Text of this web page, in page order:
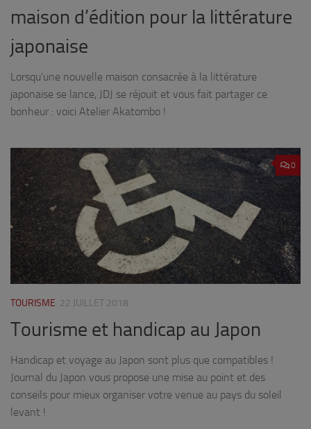
maison d’édition pour la littérature
japonaise
Lorsqu’une nouvelle maison consacrée à la littérature
japonaise se lance, JDJ se réjouit et vous fait partager ce
bonheur : voici Atelier Akatombo !
0
TOURISME 22 JUILLET 2018
Tourisme et handicap au Japon
Handicap et voyage au Japon sont plus que compatibles !
Journal du Japon vous propose une mise au point et des
conseils pour mieux organiser votre venue au pays du soleil
levant !